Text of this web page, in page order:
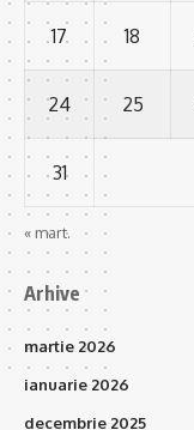
17 18
24 25
31
« mart.
Arhive
martie 2026
ianuarie 2026
decembrie 2025